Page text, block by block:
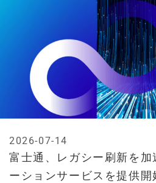
富士通、レガシー刷新を
ーションサービスを提供開
2026-07-14